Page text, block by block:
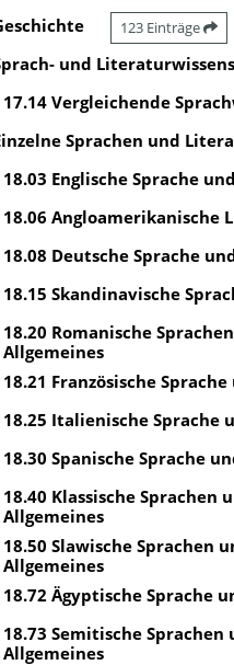
123 Einträge
und
17.14 Vergleichende
Sprachen und
18.03 Englische Sprache
18.06 Angloamerikanische
18.08 Deutsche Sprache
18.15 Skandinavische
18.20 Romanische
Allgemeines
18.21 Französische
18.25 Italienische Sprache
18.30 Spanische Sprache
18.40 Klassische Sprachen
Allgemeines
18.50 Slawische Sprachen
Allgemeines
18.72 Ägyptische Sprache
18.73 Semitische
Allgemeines